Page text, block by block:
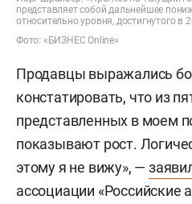
представляет собой дальнейшее
относительно уровня, достигнутого в
Фото: «БИЗНЕС Online»
Продавцы выражались
констатировать, что из
представленных в моем
показывают рост.
этому я не вижу», —
ассоциации «Российские